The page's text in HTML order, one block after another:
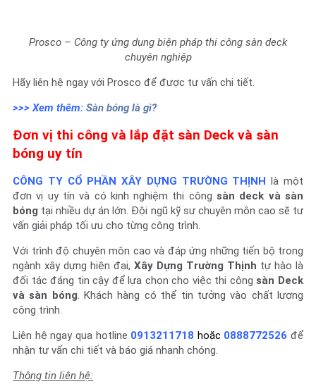
Prosco – Công ty ứng dụng biện pháp thi công sàn deck
chuyên nghiệp
Hãy liên hệ ngay với Prosco để được tư vấn chi tiết.
>>> Xem thêm: Sàn bóng là gì?
Đơn vị thi công và lắp đặt sàn Deck và sàn
bóng uy tín
CÔNG TY CỔ PHẦN XÂY DỰNG TRƯỜNG THỊNH là một
đơn vị uy tín và có kinh nghiệm thi côngsàn deck và sàn
bóng tại nhiều dự án lớn. Đội ngũ kỹ sư chuyên môn cao sẽ tư
vấn giải pháp tối ưu cho từng công trình.
Với trình độ chuyên môn cao và đáp ứng những tiến bộ trong
ngành xây dựng hiện đại, Xây Dựng Trường Thịnh tự hào là
đối tác đáng tin cậy để lựa chọn cho việc thi côngsàn Deck
và sàn bóng. Khách hàng có thể tin tưởng vào chất lượng
công trình.
Liên hệ ngay qua hotline 0913211718 hoặc 0888772526 để
nhận tư vấn chi tiết và báo giá nhanh chóng.
Thông tin liên hệ: